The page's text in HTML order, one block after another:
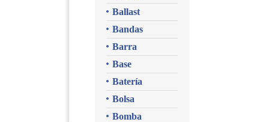
Ballast
Bandas
Barra
Base
Batería
Bolsa
Bomba